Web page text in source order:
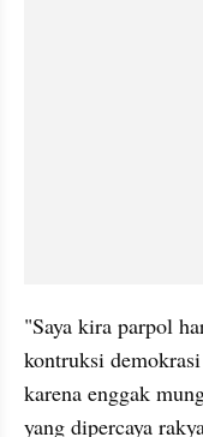
"Saya kira parpol
kontruksi
karena enggak
yang dipercaya